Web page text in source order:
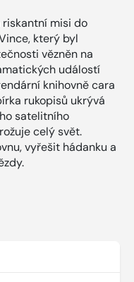
riskantní misi do
který byl
vězněn na
událostí
knihovně cara
rukopisů ukrývá
satelitního
celý svět.
vyřešit hádanku a